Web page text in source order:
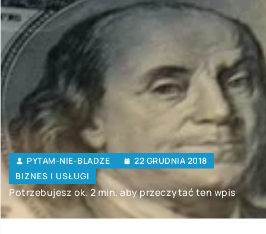
PYTAM-NIE-BLADZE
22 GRUDNIA 2018
BIZNES I USŁUGI
Potrzebujesz ok. 2 min. aby przeczytać ten wpis